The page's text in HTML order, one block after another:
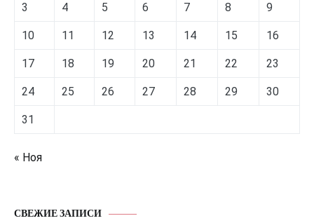
3 4 5 6 7 8 9
10 11 12 13 14 15 16
17 18 19 20 21 22 23
24 25 26 27 28 29 30
31
« Ноя
СВЕЖИЕ ЗАПИСИ